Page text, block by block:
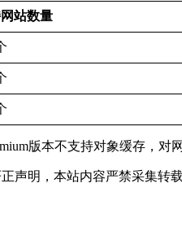
站数量
版本不支持对象缓存，
明，本站内容严禁采集转载